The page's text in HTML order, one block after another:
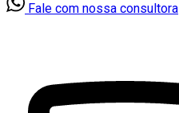
Fale com nossa consultora